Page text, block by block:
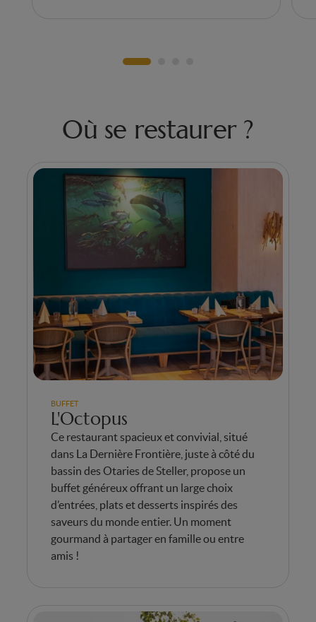
Où se restaurer ?
BUFFET
L'Octopus
Ce restaurant spacieux et convivial, situé
dans La Dernière Frontière, juste à côté du
bassin des Otaries de Steller, propose un
buffet généreux offrant un large choix
d’entrées, plats et desserts inspirés des
saveurs du monde entier. Un moment
gourmand à partager en famille ou entre
amis !